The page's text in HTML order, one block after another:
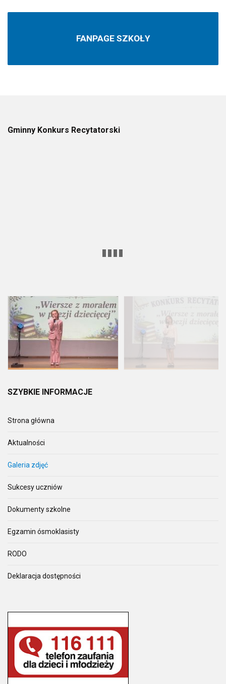
FANPAGE SZKOŁY
Gminny Konkurs Recytatorski
SZYBKIE INFORMACJE
Strona główna
Aktualności
Galeria zdjęć
Sukcesy uczniów
Dokumenty szkolne
Egzamin ósmoklasisty
RODO
Deklaracja dostępności